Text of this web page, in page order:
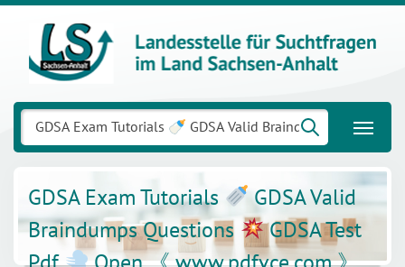
Suchen
nach:
GDSA Exam Tutorials
GDSA Valid
Braindumps Questions
GDSA Test